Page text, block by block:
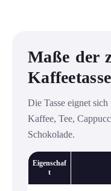
Maße der
Kaffeetasse
Die Tasse eignet
Kaffee, Tee,
Schokolade.
Eigenschaf
t